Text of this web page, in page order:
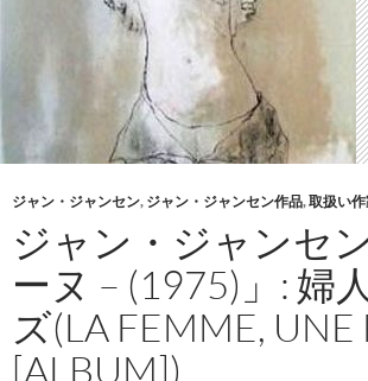
ジャン・ジャンセン, ジャン・ジャンセン作品,取扱い
ジャン・ジャンセ
ーヌ – (1975)」: 婦
ズ(LA FEMME,
[ALBUM])